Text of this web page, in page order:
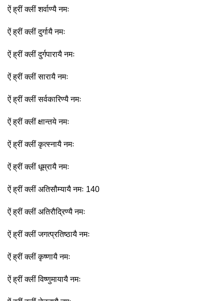
ऐं ह्रीं क्लीं शर्वाण्यै नमः
ऐं ह्रीं क्लीं दुर्गायै नमः
ऐं ह्रीं क्लीं दुर्गपारायै नमः
ऐं ह्रीं क्लीं सारायै नमः
ऐं ह्रीं क्लीं सर्वकारिण्यै नमः
ऐं ह्रीं क्लीं क्षान्तये नमः
ऐं ह्रीं क्लीं कृत्स्नायै नमः
ऐं ह्रीं क्लीं धूम्रायै नमः
ऐं ह्रीं क्लीं अतिसौम्यायै नमः 140
ऐं ह्रीं क्लीं अतिरौद्रिण्यै नमः
ऐं ह्रीं क्लीं जगत्प्रतिष्ठायै नमः
ऐं ह्रीं क्लीं कृष्णायै नमः
ऐं ह्रीं क्लीं विष्णुमायायै नमः